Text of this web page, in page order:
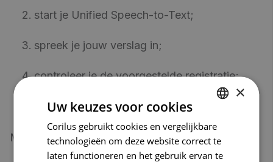
start je Unified Speech-to-Text;
spreek je jouw verslag in;
controleer je de voorgestelde registratie;
sla je het bezoek op.
Meer hoeft het niet te zijn.
DUTCH
FRENCH
×
Uw keuzes voor cookies
Corilus gebruikt cookies en vergelijkbare
technologieën om deze website correct te
laten functioneren en het gebruik ervan te